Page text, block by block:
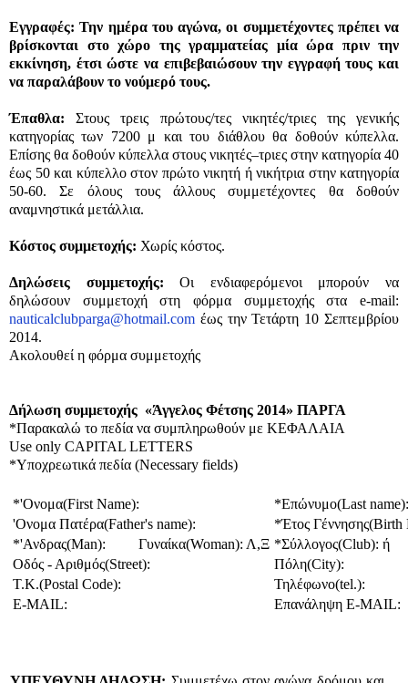
Εγγραφές: Την ημέρα του αγώνα, οι συμμετέχοντες πρέπει να
βρίσκονται στο χώρο της γραμματείας μία ώρα πριν την
εκκίνηση, έτσι ώστε να επιβεβαιώσουν την εγγραφή τους και
να παραλάβουν το νούμερό τους.
Έπαθλα: Στους τρεις πρώτους/τες νικητές/τριες της γενικής
κατηγορίας των 7200 μ και του διάθλου θα δοθούν κύπελλα.
Επίσης θα δοθούν κύπελλα στους νικητές–τριες στην κατηγορία 40
έως 50 και κύπελλο στον πρώτο νικητή ή νικήτρια στην κατηγορία
50-60. Σε όλους τους άλλους συμμετέχοντες θα δοθούν
αναμνηστικά μετάλλια.
Κόστος συμμετοχής: Χωρίς κόστος.
Δηλώσεις συμμετοχής: Οι ενδιαφερόμενοι μπορούν να
δηλώσουν συμμετοχή στη φόρμα συμμετοχής στα e-mail:
nauticalclubparga@hotmail.com έως την Τετάρτη 10 Σεπτεμβρίου
2014.
Ακολουθεί η φόρμα συμμετοχής
Δήλωση συμμετοχής «Άγγελος Φέτσης 2014» ΠΑΡΓΑ
*Παρακαλώ το πεδία να συμπληρωθούν με ΚΕΦΑΛΑΙΑ
Use only CAPITAL LETTERS
*Υποχρεωτικά πεδία (Necessary fields)
*'Oνομα(First Name):
*Επώνυμο(Last name):
'Oνομα Πατέρα(Father's name):
*Έτος Γέννησης(Birth
*'Ανδρας(Man): Γυναίκα(Woman): Λ,Ξ *Σύλλογος(Club): ή
Οδός - Αριθμός(Street):
Πόλη(City):
T.K.(Postal Code):
Τηλέφωνο(tel.):
E-MAIL:
Επανάληψη E-MAIL: